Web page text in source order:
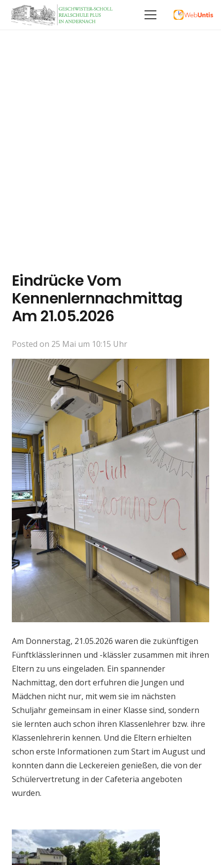
Eindrücke Vom
Kennenlernnachmittag
Am 21.05.2026
Posted on 25 Mai um 10:15 Uhr
Am Donnerstag, 21.05.2026 waren die zukünftigen
Fünftklässlerinnen und -klässler zusammen mit ihren
Eltern zu uns eingeladen. Ein spannender
Nachmittag, den dort erfuhren die Jungen und
Mädchen nicht nur, mit wem sie im nächsten
Schuljahr gemeinsam in einer Klasse sind, sondern
sie lernten auch schon ihren Klassenlehrer bzw. ihre
Klassenlehrerin kennen. Und die Eltern erhielten
schon erste Informationen zum Start im August und
konnten dann die Leckereien genießen, die von der
Schülervertretung in der Cafeteria angeboten
wurden.